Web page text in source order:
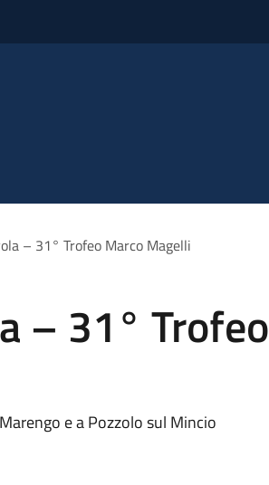
– 31° Trofeo Marco Magelli
– 31° Trofeo
e a Pozzolo sul Mincio